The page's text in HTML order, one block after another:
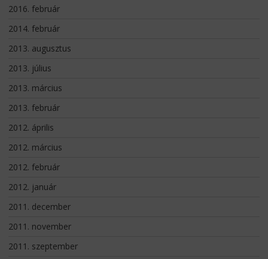
2016. február
2014. február
2013. augusztus
2013. július
2013. március
2013. február
2012. április
2012. március
2012. február
2012. január
2011. december
2011. november
2011. szeptember